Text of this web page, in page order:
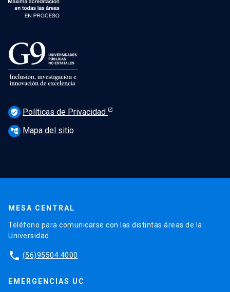
verified_user Políticas de Privacidad
account_tree Mapa del sitio
MESA CENTRAL
Teléfono para comunicarse con las distintas áreas de la
Universidad.
phone (56)95504 4000
EMERGENCIAS UC